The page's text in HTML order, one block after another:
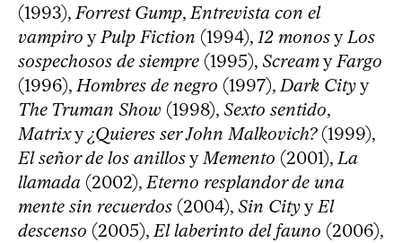
(1993),Forrest Gump,Entrevista con el
vampiro yPulp Fiction (1994), 12 monosyLos
sospechosos de siempre (1995), ScreamyFargo
(1996),Hombres de negro (1997),Dark Cityy
The Truman Show (1998), Sexto sentido,
Matrixy¿Quieres ser John Malkovich?(1999),
El señor de los anillosyMemento (2001),La
llamada (2002),Eterno resplandor de una
mente sin recuerdos (2004), Sin CityyEl
descenso (2005),El laberinto del fauno (2006),